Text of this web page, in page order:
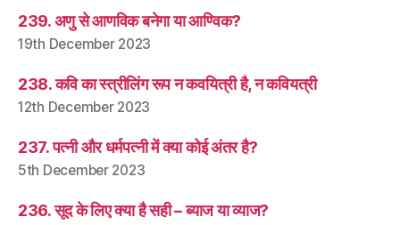
239. अणु से आणविक बनेगा या आण्विक?
19th December 2023
238. कवि का स्त्रीलिंग रूप न कवयित्री है, न कवियत्री
12th December 2023
237. पत्नी और धर्मपत्नी में क्या कोई अंतर है?
5th December 2023
236. सूद के लिए क्या है सही – ब्याज या व्याज?